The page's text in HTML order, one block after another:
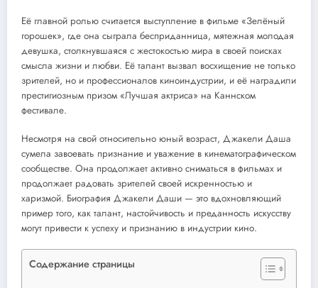
Её главной ролью считается выступление в фильме «Зелёный
горошек», где она сыграла бесприданница, мятежная молодая
девушка, столкнувшаяся с жестокостью мира в своей поисках
смысла жизни и любви. Её талант вызвал восхищение не только
зрителей, но и профессионалов киноиндустрии, и её наградили
престигиозным призом «Лучшая актриса» на Каннском
фестивале.
Несмотря на свой относительно юный возраст, Джакели Даша
сумела завоевать признание и уважение в кинематографическом
сообществе. Она продолжает активно сниматься в фильмах и
продолжает радовать зрителей своей искренностью и
харизмой. Биография Джакели Даши — это вдохновляющий
пример того, как талант, настойчивость и преданность искусству
могут привести к успеху и признанию в индустрии кино.
Содержание страницы